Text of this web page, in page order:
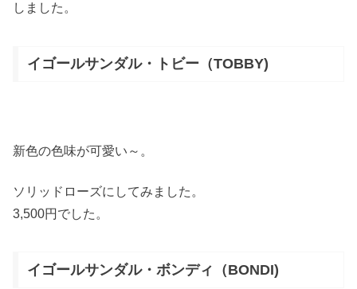
しました。
イゴールサンダル・トビー（TOBBY)
新色の色味が可愛い～。
ソリッドローズにしてみました。
3,500円でした。
イゴールサンダル・ボンディ（BONDI)